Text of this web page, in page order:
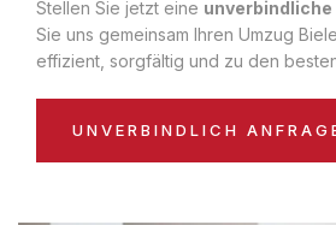
Stellen Sie jetzt eine
Sie uns gemeinsam Ihren Umzug
effizient, sorgfältig und zu den
UNVERBINDLICH